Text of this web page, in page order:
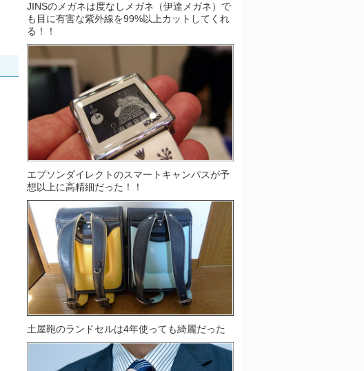
JINSのメガネは度なしメガネ（伊達メガネ）で
も目に有害な紫外線を99%以上カットしてくれ
る！！
エプソンダイレクトのスマートキャンパスが予
想以上に高精細だった！！
土屋鞄のランドセルは4年使っても綺麗だった